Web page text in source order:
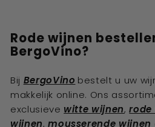
Rode wijnen
BergoVino?
Bij BergoVino bestelt u uw
makkelijk online. Ons
exclusieve witte wijnen, rode
wijnen, mousserende wijnen